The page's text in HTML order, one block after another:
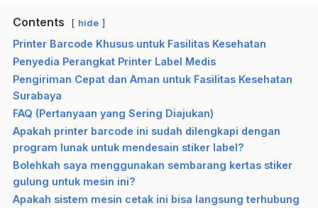
Contents hide
Printer Barcode Khusus untuk Fasilitas Kesehatan
Penyedia Perangkat Printer Label Medis
Pengiriman Cepat dan Aman untuk Fasilitas Kesehatan
Surabaya
FAQ (Pertanyaan yang Sering Diajukan)
Apakah printer barcode ini sudah dilengkapi dengan
program lunak untuk mendesain stiker label?
Bolehkah saya menggunakan sembarang kertas stiker
gulung untuk mesin ini?
Apakah sistem mesin cetak ini bisa langsung terhubung